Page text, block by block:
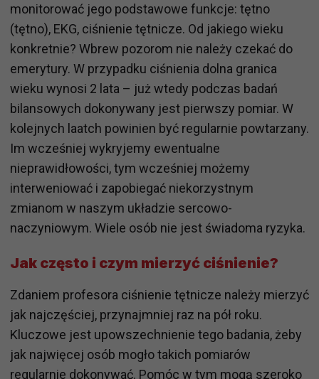
monitorować jego podstawowe funkcje: tętno
(tętno), EKG, ciśnienie tętnicze. Od jakiego wieku
konkretnie? Wbrew pozorom nie należy czekać do
emerytury. W przypadku ciśnienia dolna granica
wieku wynosi 2 lata – już wtedy podczas badań
bilansowych dokonywany jest pierwszy pomiar. W
kolejnych laatch powinien być regularnie powtarzany.
Im wcześniej wykryjemy ewentualne
nieprawidłowości, tym wcześniej możemy
interweniować i zapobiegać niekorzystnym
zmianom w naszym układzie sercowo-
naczyniowym. Wiele osób nie jest świadoma ryzyka.
Jak często i czym mierzyć ciśnienie?
Zdaniem profesora ciśnienie tętnicze należy mierzyć
jak najczęściej, przynajmniej raz na pół roku.
Kluczowe jest upowszechnienie tego badania, żeby
jak najwięcej osób mogło takich pomiarów
regularnie dokonywać. Pomóc w tym mogą szeroko